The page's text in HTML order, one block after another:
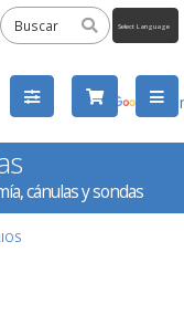
by
cánulas y sondas